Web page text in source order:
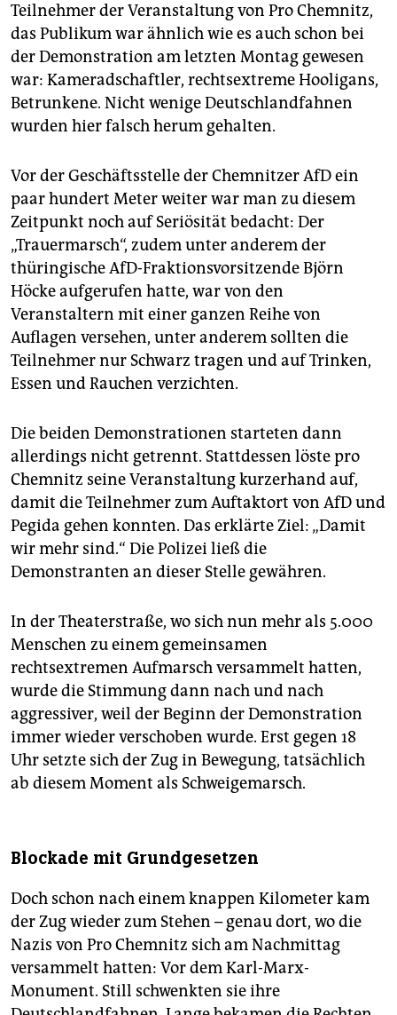
Teilnehmer der Veranstaltung von Pro Chemnitz,
das Publikum war ähnlich wie es auch schon bei
der Demonstration am letzten Montag gewesen
war: Kameradschaftler, rechtsextreme Hooligans,
Betrunkene. Nicht wenige Deutschlandfahnen
wurden hier falsch herum gehalten.
Vor der Geschäftsstelle der Chemnitzer AfD ein
paar hundert Meter weiter war man zu diesem
Zeitpunkt noch auf Seriösität bedacht: Der
„Trauermarsch“, zudem unter anderem der
thüringische AfD-Fraktionsvorsitzende Björn
Höcke aufgerufen hatte, war von den
Veranstaltern mit einer ganzen Reihe von
Auflagen versehen, unter anderem sollten die
Teilnehmer nur Schwarz tragen und auf Trinken,
Essen und Rauchen verzichten.
Die beiden Demonstrationen starteten dann
allerdings nicht getrennt. Stattdessen löste pro
Chemnitz seine Veranstaltung kurzerhand auf,
damit die Teilnehmer zum Auftaktort von AfD und
Pegida gehen konnten. Das erklärte Ziel: „Damit
wir mehr sind.“ Die Polizei ließ die
Demonstranten an dieser Stelle gewähren.
In der Theaterstraße, wo sich nun mehr als 5.000
Menschen zu einem gemeinsamen
rechtsextremen Aufmarsch versammelt hatten,
wurde die Stimmung dann nach und nach
aggressiver, weil der Beginn der Demonstration
immer wieder verschoben wurde. Erst gegen 18
Uhr setzte sich der Zug in Bewegung, tatsächlich
ab diesem Moment als Schweigemarsch.
Blockade mit Grundgesetzen
Doch schon nach einem knappen Kilometer kam
der Zug wieder zum Stehen – genau dort, wo die
Nazis von Pro Chemnitz sich am Nachmittag
versammelt hatten: Vor dem Karl-Marx-
Monument. Still schwenkten sie ihre